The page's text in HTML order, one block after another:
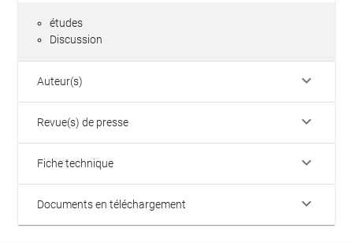
études
Discussion
Auteur(s) keyboard_arrow_down
Revue(s) de presse keyboard_arrow_down
Fiche technique keyboard_arrow_down
Documents en téléchargement keyboard_arrow_down